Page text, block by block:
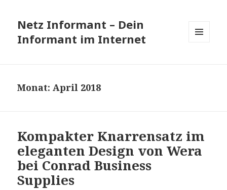
Netz Informant – Dein
Informant im Internet
Monat: April 2018
Kompakter Knarrensatz im
eleganten Design von Wera
bei Conrad Business
Supplies